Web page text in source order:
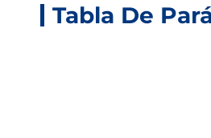
Tabla De